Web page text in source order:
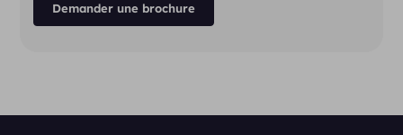
Demander une brochure